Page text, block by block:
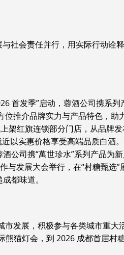
社会责任并行，用实际行动诠
首发季”启动，蓉酒公司携系列
推介品牌实力与产品特色，助
架红旗连锁部分门店，从品牌
以实惠价格享受高端品质白酒
公司携“萬世珍水”系列产品为
与发展大会举行，在“村糖甄选”
都味道。
发展，积极参与各类城市重大
熊猫灯会，到 2026 成都首届村